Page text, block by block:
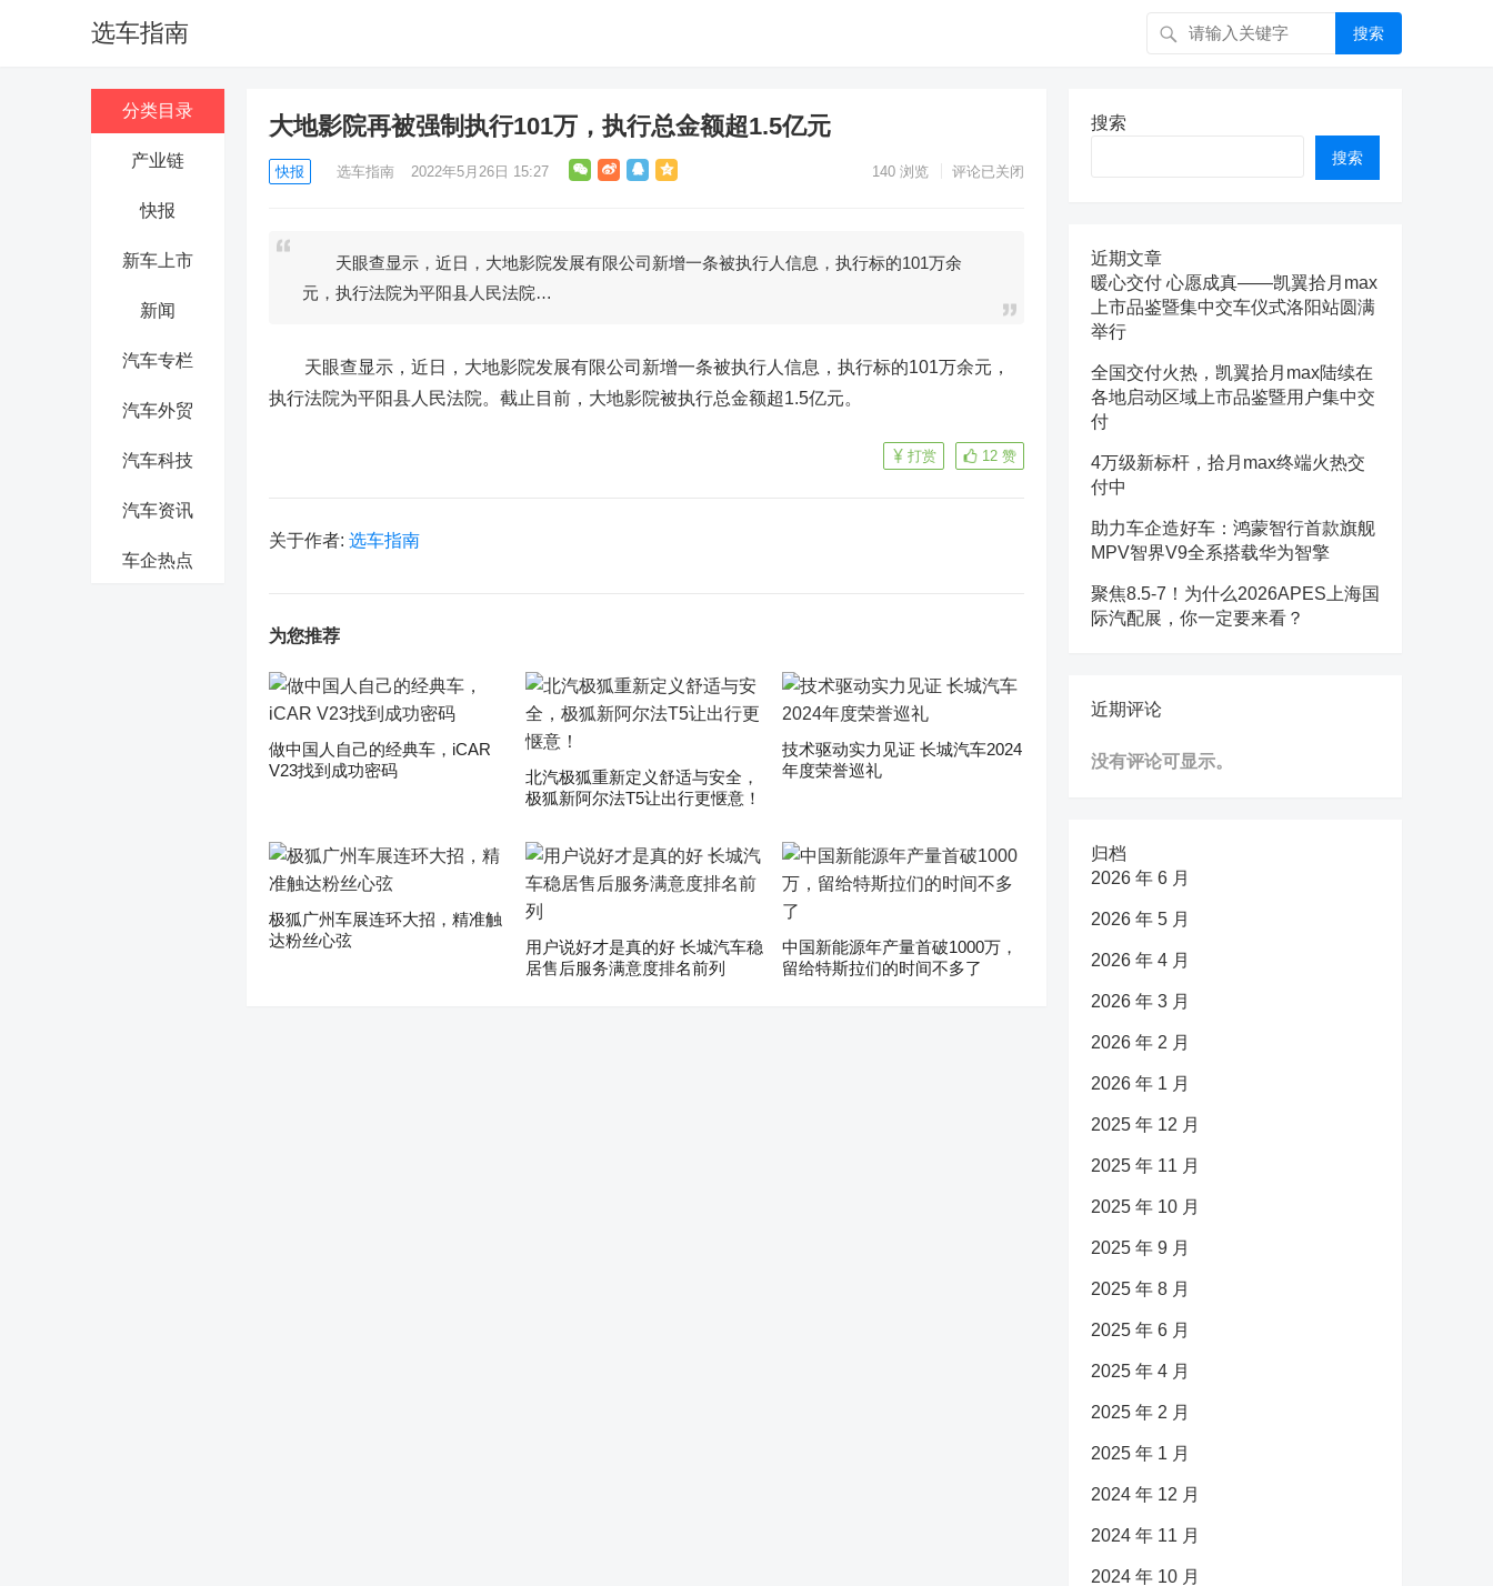
选车指南 搜索
分类目录
产业链
快报
新车上市
新闻
汽车专栏
汽车外贸
汽车科技
汽车资讯
车企热点
大地影院再被强制执行101万，执行总金额超1.5亿元
快报 选车指南 2022年5月26日 15:27 140 浏览 评论已关闭
天眼查显示，近日，大地影院发展有限公司新增一条被执行人信息，执行标的101万余
元，执行法院为平阳县人民法院…
天眼查显示，近日，大地影院发展有限公司新增一条被执行人信息，执行标的101万余元，
执行法院为平阳县人民法院。截止目前，大地影院被执行总金额超1.5亿元。
12 赞
打赏
关于作者: 选车指南
为您推荐
做中国人自己的经典车，iCAR
V23找到成功密码
​北汽极狐重新定义舒适与安全，
极狐新阿尔法T5让出行更惬意！
技术驱动实力见证 长城汽车2024
年度荣誉巡礼
极狐广州车展连环大招，精准触
达粉丝心弦
用户说好才是真的好 长城汽车稳
居售后服务满意度排名前列
中国新能源年产量首破1000万，
留给特斯拉们的时间不多了
搜索
搜索
近期文章
暖心交付 心愿成真——凯翼拾月max
上市品鉴暨集中交车仪式洛阳站圆满
举行
全国交付火热，凯翼拾月max陆续在
各地启动区域上市品鉴暨用户集中交
付
4万级新标杆，拾月max终端火热交
付中
助力车企造好车：鸿蒙智行首款旗舰
MPV智界V9全系搭载华为智擎
聚焦8.5-7！为什么2026APES上海国
际汽配展，你一定要来看？
近期评论
没有评论可显示。
归档
2026 年 6 月
2026 年 5 月
2026 年 4 月
2026 年 3 月
2026 年 2 月
2026 年 1 月
2025 年 12 月
2025 年 11 月
2025 年 10 月
2025 年 9 月
2025 年 8 月
2025 年 6 月
2025 年 4 月
2025 年 2 月
2025 年 1 月
2024 年 12 月
2024 年 11 月
2024 年 10 月